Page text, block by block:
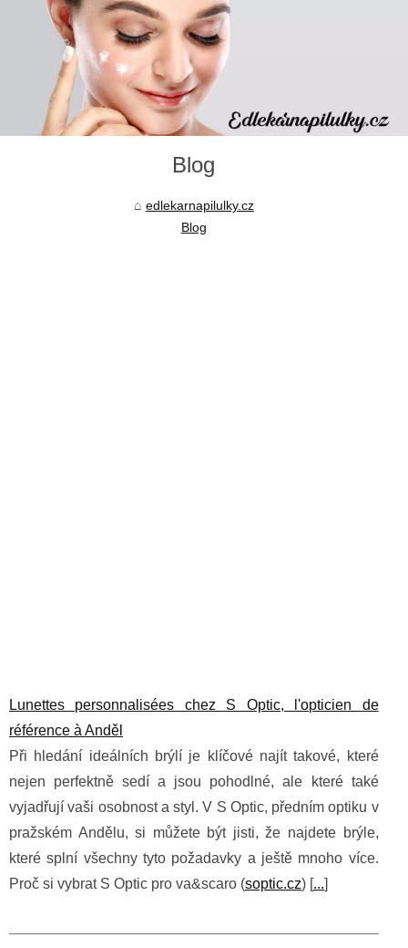
Blog
edlekarnapilulky.cz
Blog
Lunettes personnalisées chez S Optic, l'opticien de
référence à Anděl
Při hledání ideálních brýlí je klíčové najít takové, které
nejen perfektně sedí a jsou pohodlné, ale které také
vyjadřují vaši osobnost a styl. V S Optic, předním optiku v
pražském Andělu, si můžete být jisti, že najdete brýle,
které splní všechny tyto požadavky a ještě mnoho více.
Proč si vybrat S Optic pro va&scaro (soptic.cz) [...]